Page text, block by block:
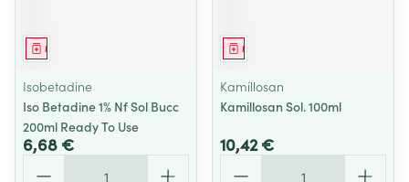
Médicament
Isobetadine
Iso Betadine 1% Nf Sol Bucc
200ml Ready To Use
6,68 €
Médicament
Kamillosan
Kamillosan Sol. 100ml
10,42 €